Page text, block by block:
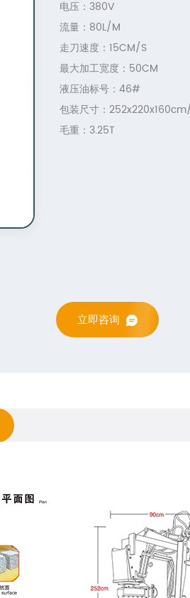
电压：380V 频
流量：80L/M 最
走刀速度：15CM/S
最大加工宽度：50CM
液压油标号：46#
包装尺寸：252x220x160cm/
毛重：3.25T
立即咨询